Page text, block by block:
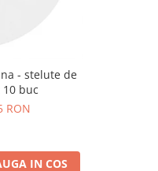
- stelute de
buc
RON
IN COS